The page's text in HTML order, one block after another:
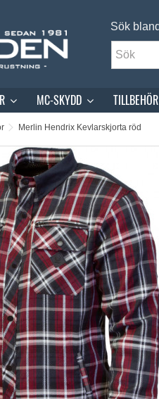
Sök bland
MC-SKYDD TILLBEHÖR
Merlin Hendrix Kevlarskjorta röd